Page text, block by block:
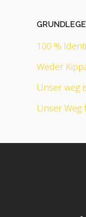
100 %
Weder
Unser weg
Unser Weg